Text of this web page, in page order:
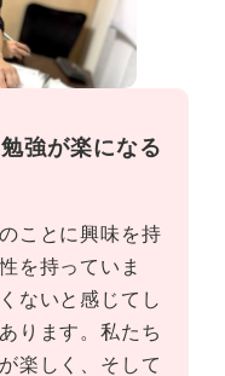
強が楽になる
ことに興味を持
を持っていま
ないと感じてし
ります。私たち
楽しく、そして